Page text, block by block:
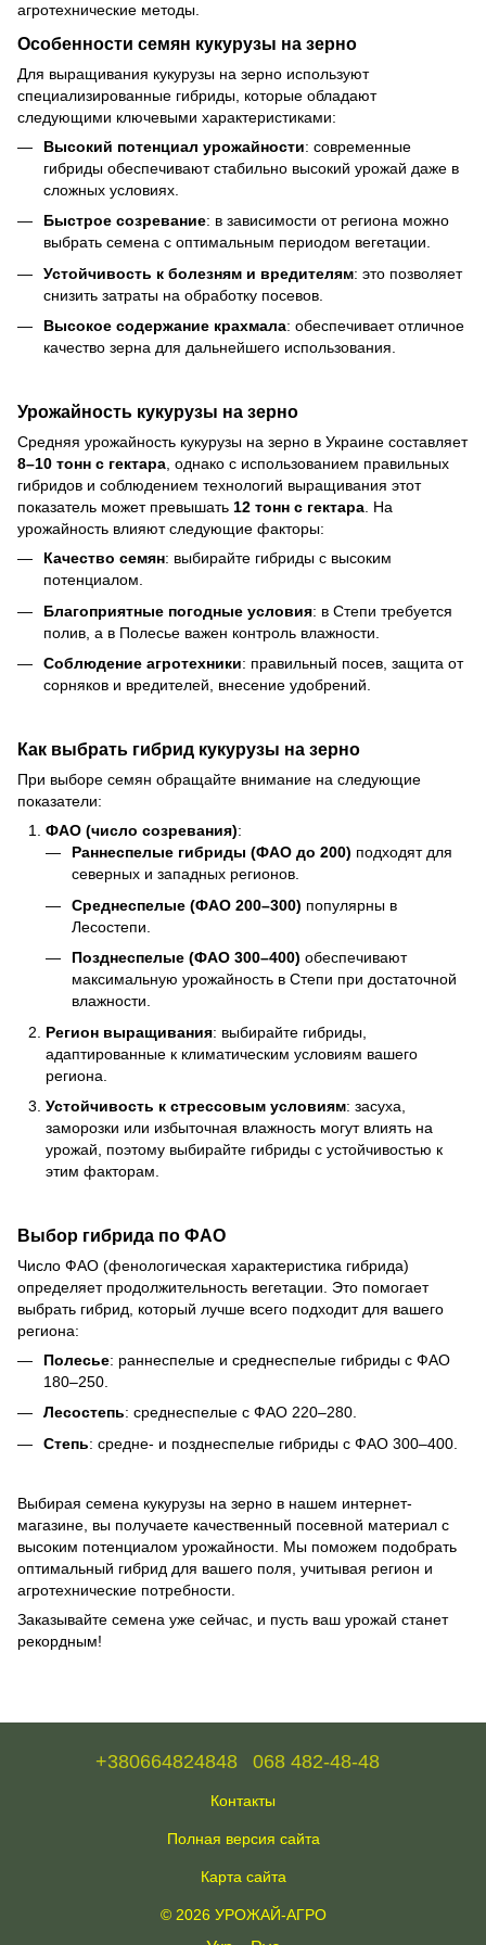
агротехнические методы.
Особенности семян кукурузы на зерно
Для выращивания кукурузы на зерно используют
специализированные гибриды, которые обладают
следующими ключевыми характеристиками:
Высокий потенциал урожайности: современные
гибриды обеспечивают стабильно высокий урожай даже в
сложных условиях.
Быстрое созревание: в зависимости от региона можно
выбрать семена с оптимальным периодом вегетации.
Устойчивость к болезням и вредителям: это позволяет
снизить затраты на обработку посевов.
Высокое содержание крахмала: обеспечивает отличное
качество зерна для дальнейшего использования.
Урожайность кукурузы на зерно
Средняя урожайность кукурузы на зерно в Украине составляет
8–10 тонн с гектара, однако с использованием правильных
гибридов и соблюдением технологий выращивания этот
показатель может превышать 12 тонн с гектара. На
урожайность влияют следующие факторы:
Качество семян: выбирайте гибриды с высоким
потенциалом.
Благоприятные погодные условия: в Степи требуется
полив, а в Полесье важен контроль влажности.
Соблюдение агротехники: правильный посев, защита от
сорняков и вредителей, внесение удобрений.
Как выбрать гибрид кукурузы на зерно
При выборе семян обращайте внимание на следующие
показатели:
ФАО (число созревания):
Раннеспелые гибриды (ФАО до 200) подходят для
северных и западных регионов.
Среднеспелые (ФАО 200–300) популярны в
Лесостепи.
Позднеспелые (ФАО 300–400) обеспечивают
максимальную урожайность в Степи при достаточной
влажности.
Регион выращивания: выбирайте гибриды,
адаптированные к климатическим условиям вашего
региона.
Устойчивость к стрессовым условиям: засуха,
заморозки или избыточная влажность могут влиять на
урожай, поэтому выбирайте гибриды с устойчивостью к
этим факторам.
Выбор гибрида по ФАО
Число ФАО (фенологическая характеристика гибрида)
определяет продолжительность вегетации. Это помогает
выбрать гибрид, который лучше всего подходит для вашего
региона:
Полесье: раннеспелые и среднеспелые гибриды с ФАО
180–250.
Лесостепь: среднеспелые с ФАО 220–280.
Степь: средне- и позднеспелые гибриды с ФАО 300–400.
Выбирая семена кукурузы на зерно в нашем интернет-
магазине, вы получаете качественный посевной материал с
высоким потенциалом урожайности. Мы поможем подобрать
оптимальный гибрид для вашего поля, учитывая регион и
агротехнические потребности.
Заказывайте семена уже сейчас, и пусть ваш урожай станет
рекордным!
+380664824848 068 482-48-48
Контакты
Полная версия сайта
Карта сайта
© 2026 УРОЖАЙ-АГРО